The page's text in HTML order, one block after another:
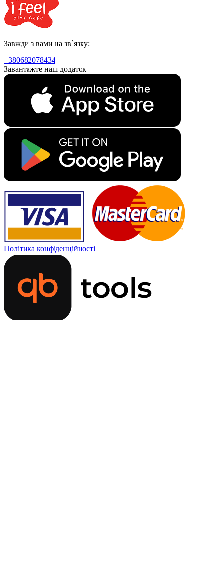
Завжди з вами на зв`язку:
+380682078434
Завантажте наш додаток
Політика конфіденційності